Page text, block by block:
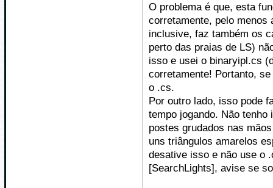
O problema é que, esta
corretamente, pelo
inclusive, faz também os
perto das praias de LS)
isso e usei o binaryipl.cs
corretamente! Portanto,
o .cs.
Por outro lado, isso pode
tempo jogando. Não
postes grudados nas
uns triângulos amarelos
desative isso e não use o
[SearchLights], avise se